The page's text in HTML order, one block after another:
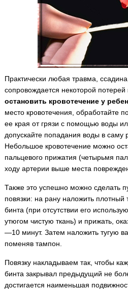
Практически любая травма,
сопровождается некоторой
остановить кровотечение у
место кровотечения, обработайте
ее края от грязи с помощью воды
допускайте попадания воды в саму
Небольшое кровотечение можно
пальцевого прижатия (четырьмя
ходу артерии выше места
Также это успешно можно сделать
повязки: на рану наложить плотный
бинта (при отсутствии его
утюгом чистую ткань) и прижать,
—10 минут. Затем наложить тугую
поменяв тампон.
Повязку накладываем так, чтобы
бинта закрывал предыдущий не
достигается наименьшая